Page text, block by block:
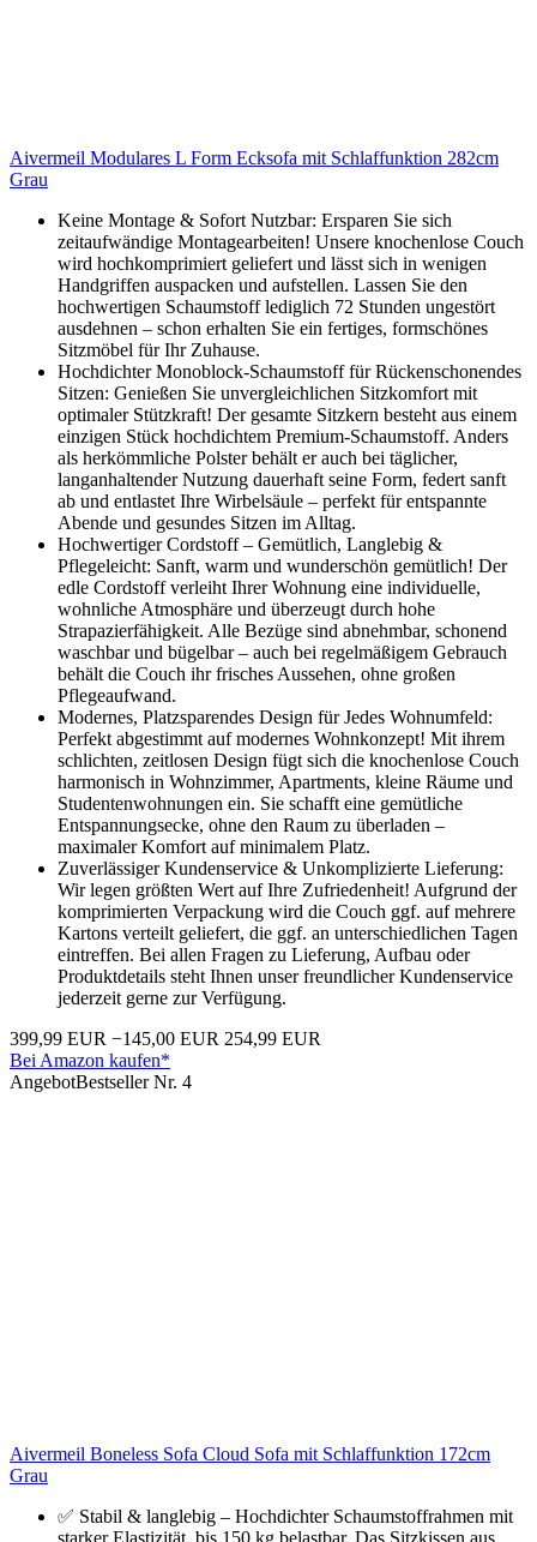
Aivermeil Modulares L Form Ecksofa mit Schlaffunktion 282cm
Grau
Keine Montage & Sofort Nutzbar: Ersparen Sie sich
zeitaufwändige Montagearbeiten! Unsere knochenlose Couch
wird hochkomprimiert geliefert und lässt sich in wenigen
Handgriffen auspacken und aufstellen. Lassen Sie den
hochwertigen Schaumstoff lediglich 72 Stunden ungestört
ausdehnen – schon erhalten Sie ein fertiges, formschönes
Sitzmöbel für Ihr Zuhause.
Hochdichter Monoblock-Schaumstoff für Rückenschonendes
Sitzen: Genießen Sie unvergleichlichen Sitzkomfort mit
optimaler Stützkraft! Der gesamte Sitzkern besteht aus einem
einzigen Stück hochdichtem Premium-Schaumstoff. Anders
als herkömmliche Polster behält er auch bei täglicher,
langanhaltender Nutzung dauerhaft seine Form, federt sanft
ab und entlastet Ihre Wirbelsäule – perfekt für entspannte
Abende und gesundes Sitzen im Alltag.
Hochwertiger Cordstoff – Gemütlich, Langlebig &
Pflegeleicht: Sanft, warm und wunderschön gemütlich! Der
edle Cordstoff verleiht Ihrer Wohnung eine individuelle,
wohnliche Atmosphäre und überzeugt durch hohe
Strapazierfähigkeit. Alle Bezüge sind abnehmbar, schonend
waschbar und bügelbar – auch bei regelmäßigem Gebrauch
behält die Couch ihr frisches Aussehen, ohne großen
Pflegeaufwand.
Modernes, Platzsparendes Design für Jedes Wohnumfeld:
Perfekt abgestimmt auf modernes Wohnkonzept! Mit ihrem
schlichten, zeitlosen Design fügt sich die knochenlose Couch
harmonisch in Wohnzimmer, Apartments, kleine Räume und
Studentenwohnungen ein. Sie schafft eine gemütliche
Entspannungsecke, ohne den Raum zu überladen –
maximaler Komfort auf minimalem Platz.
Zuverlässiger Kundenservice & Unkomplizierte Lieferung:
Wir legen größten Wert auf Ihre Zufriedenheit! Aufgrund der
komprimierten Verpackung wird die Couch ggf. auf mehrere
Kartons verteilt geliefert, die ggf. an unterschiedlichen Tagen
eintreffen. Bei allen Fragen zu Lieferung, Aufbau oder
Produktdetails steht Ihnen unser freundlicher Kundenservice
jederzeit gerne zur Verfügung.
399,99 EUR −145,00 EUR 254,99 EUR
Bei Amazon kaufen*
AngebotBestseller Nr. 4
Aivermeil Boneless Sofa Cloud Sofa mit Schlaffunktion 172cm
Grau
✅ Stabil & langlebig – Hochdichter Schaumstoffrahmen mit
starker Elastizität, bis 150 kg belastbar. Das Sitzkissen aus